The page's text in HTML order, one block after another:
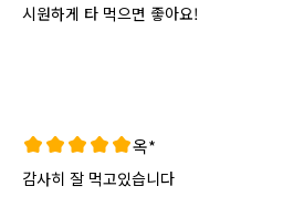
시원하게 타 먹으면 좋아요!
옥*
감사히 잘 먹고있습니다